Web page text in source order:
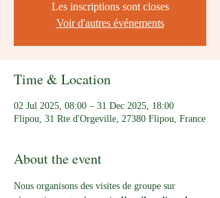
Les inscriptions sont closes
Voir d'autres événements
Time & Location
02 Jul 2025, 08:00 – 31 Dec 2025, 18:00
Flipou, 31 Rte d'Orgeville, 27380 Flipou, France
About the event
Nous organisons des visites de groupe sur